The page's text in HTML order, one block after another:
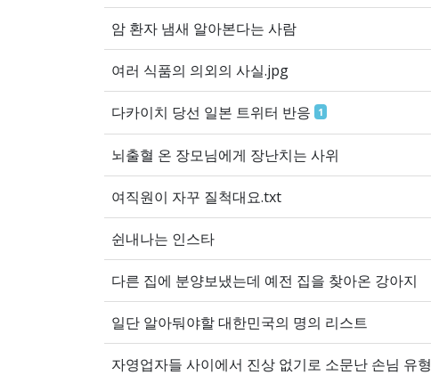
암 환자 냄새 알아본다는 사람
여러 식품의 의외의 사실.jpg
다카이치 당선 일본 트위터 반응 1
뇌출혈 온 장모님에게 장난치는 사위
여직원이 자꾸 질척대요.txt
쉰내나는 인스타
다른 집에 분양보냈는데 예전 집을 찾아온 강아지
일단 알아둬야할 대한민국의 명의 리스트
자영업자들 사이에서 진상 없기로 소문난 손님 유형